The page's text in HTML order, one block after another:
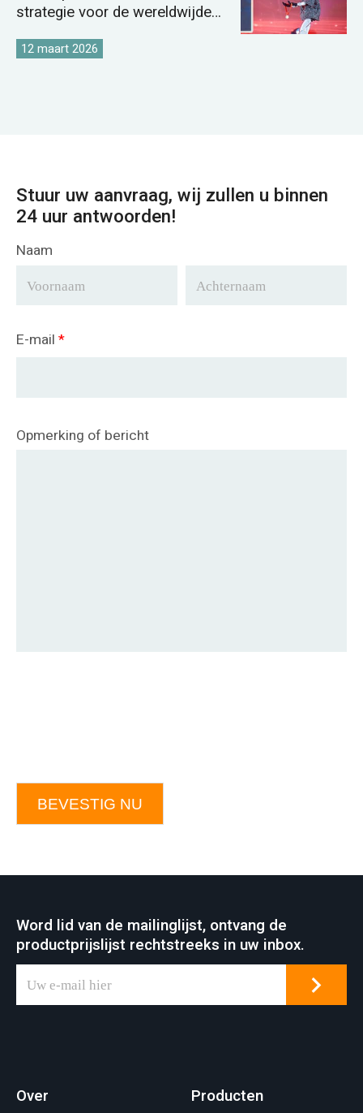
strategie voor de wereldwijde
12 maart 2026
Stuur uw aanvraag, wij zullen u binnen
24 uur antwoorden!
Naam
E-mail *
Opmerking of bericht
BEVESTIG NU
Word lid van de mailinglijst, ontvang de
productprijslijst rechtstreeks in uw inbox.
Over
Producten